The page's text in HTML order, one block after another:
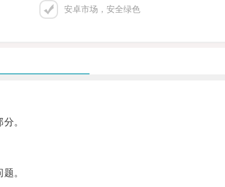
安卓市场，安全绿色
。
。